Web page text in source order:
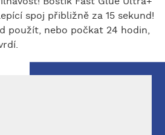
spoj přibližně za 15 sekund!
použít, nebo počkat 24 hodin,